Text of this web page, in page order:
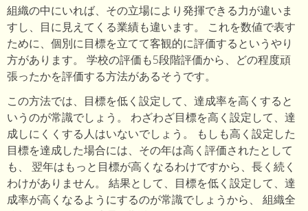
組織の中にいれば、その立場により発揮できる力が違いま
すし、目に見えてくる業績も違います。 これを数値で表す
ために、個別に目標を立てて客観的に評価するというやり
方があります。 学校の評価も5段階評価から、どの程度頑
張ったかを評価する方法があるそうです。
この方法では、目標を低く設定して、達成率を高くすると
いうのが常識でしょう。 わざわざ目標を高く設定して、達
成しにくくする人はいないでしょう。 もしも高く設定した
目標を達成した場合には、その年は高く評価されたとして
も、 翌年はもっと目標が高くなるわけですから、長く続く
わけがありません。 結果として、目標を低く設定して、達
成率が高くなるようにするのが常識でしょうから、 組織全